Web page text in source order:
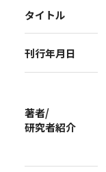
タイトル
刊行年月日
著者/
研究者紹介